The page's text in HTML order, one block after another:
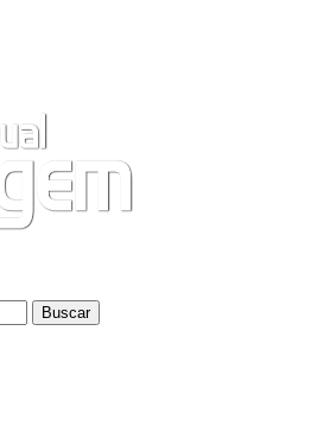
Buscar